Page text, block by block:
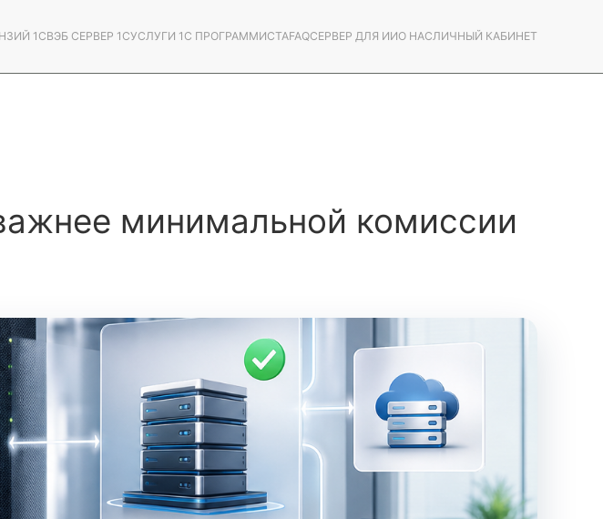
1СВЭБ СЕРВЕР 1СУСЛУГИ 1С ПРОГРАММИСТАFAQСЕРВЕР ДЛЯ ИИО НАСЛИЧНЫЙ КАБИНЕТ
минимальной комиссии